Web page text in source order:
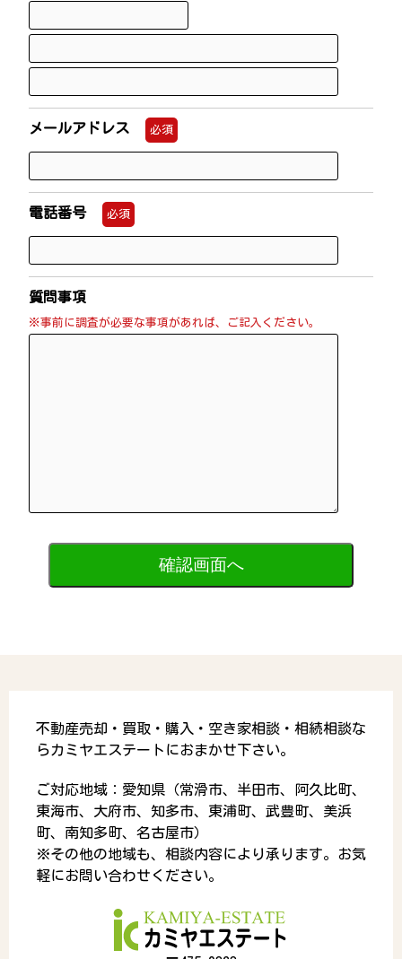
メールアドレス 必須
電話番号 必須
質問事項
※事前に調査が必要な事項があれば、ご記入ください。
不動産売却・買取・購入・空き家相談・相続相談な
らカミヤエステートにおまかせ下さい。
ご対応地域：愛知県（常滑市、半田市、阿久比町、
東海市、大府市、知多市、東浦町、武豊町、美浜
町、南知多町、名古屋市）
※その他の地域も、相談内容により承ります。お気
軽にお問い合わせください。